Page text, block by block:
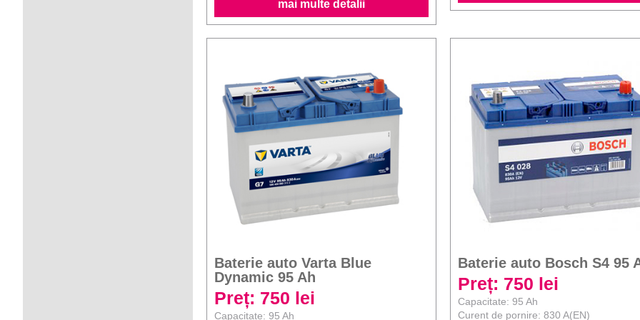
mai multe detalii
Baterie auto Varta Blue
Dynamic 95 Ah
Preț: 750 lei
Capacitate: 95 Ah
Baterie auto Bosch S4 95
Preț: 750 lei
Capacitate: 95 Ah
Curent de pornire: 830 A(EN)